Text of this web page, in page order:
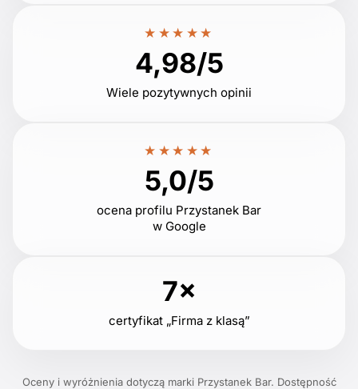
★★★★★
4,98/5
Wiele pozytywnych opinii
★★★★★
5,0/5
ocena profilu Przystanek Bar
w Google
7×
certyfikat „Firma z klasą”
Oceny i wyróżnienia dotyczą marki Przystanek Bar. Dostępność